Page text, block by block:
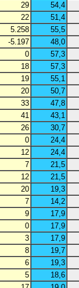
29
54,4
22
51,4
5.258
55,5
-5.197
48,0
0
57,3
18
57,3
19
55,1
20
50,7
33
47,8
41
43,1
26
30,7
0
24,4
12
24,4
7
21,5
12
21,5
20
19,3
7
14,2
9
17,9
0
17,9
3
17,9
8
19,7
6
19,3
5
18,6